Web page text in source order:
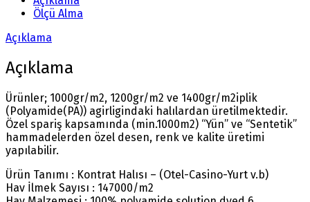
Ölçü Alma
Açıklama
Açıklama
Ürünler; 1000gr/m2, 1200gr/m2 ve 1400gr/m2iplik
(Polyamide(PA)) agirligindaki halılardan üretilmektedir.
Özel spariş kapsamında (min.1000m2) “Yün” ve “Sentetik”
hammadelerden özel desen, renk ve kalite üretimi
yapılabilir.
Ürün Tanımı : Kontrat Halısı – (Otel-Casino-Yurt v.b)
Hav İlmek Sayısı : 147000/m2